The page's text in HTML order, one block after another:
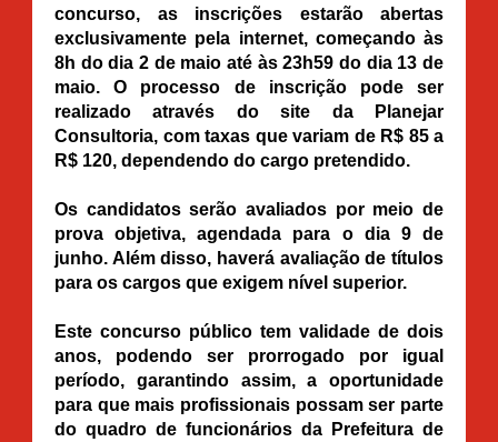
concurso, as inscrições estarão abertas
exclusivamente pela internet, começando às
8h do dia 2 de maio até às 23h59 do dia 13 de
maio. O processo de inscrição pode ser
realizado através do site da Planejar
Consultoria, com taxas que variam de R$ 85 a
R$ 120, dependendo do cargo pretendido.
Os candidatos serão avaliados por meio de
prova objetiva, agendada para o dia 9 de
junho. Além disso, haverá avaliação de títulos
para os cargos que exigem nível superior.
Este concurso público tem validade de dois
anos, podendo ser prorrogado por igual
período, garantindo assim, a oportunidade
para que mais profissionais possam ser parte
do quadro de funcionários da Prefeitura de